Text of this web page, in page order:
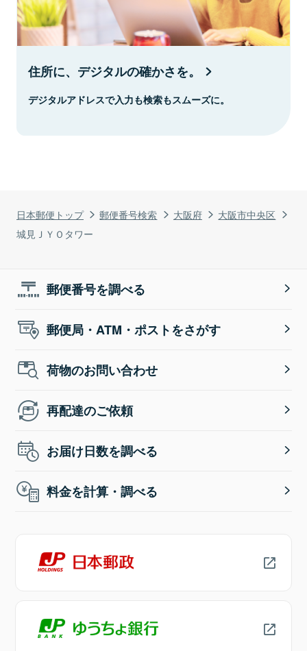
日本郵便トップ 郵便番号検索 大阪府
大阪市中央区
城見ＪＹＯタワー
住所に、デジタルの確かさを。
デジタルアドレスで入力も検索もスムーズに。
郵便番号を調べる
郵便局・ATM・ポストをさがす
荷物のお問い合わせ
再配達のご依頼
お届け日数を調べる
料金を計算・調べる